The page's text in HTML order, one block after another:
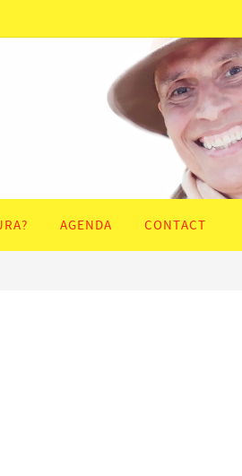
AGENDA CONTACT